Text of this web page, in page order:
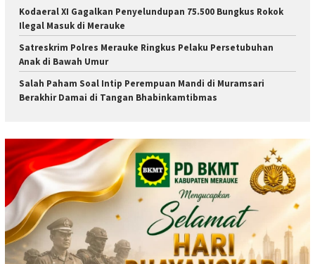
​Kodaeral XI Gagalkan Penyelundupan 75.500 Bungkus Rokok
Ilegal Masuk di Merauke
Satreskrim Polres Merauke Ringkus Pelaku Persetubuhan
Anak di Bawah Umur
Salah Paham Soal Intip Perempuan Mandi di Muramsari
Berakhir Damai di Tangan Bhabinkamtibmas